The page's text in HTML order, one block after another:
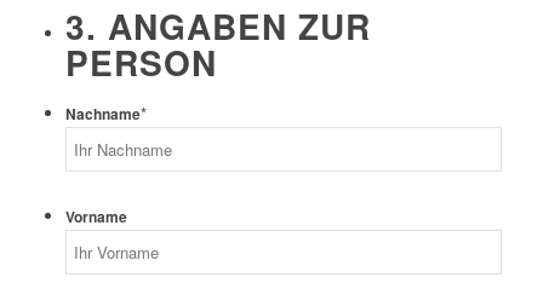
3. ANGABEN ZUR
PERSON
Nachname*
Vorname